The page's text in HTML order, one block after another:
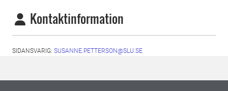
Kontaktinformation
SIDANSVARIG: SUSANNE.PETTERSON@SLU.SE